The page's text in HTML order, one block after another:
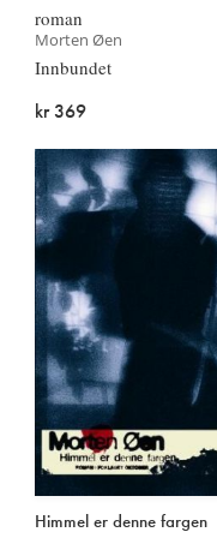
roman
Morten Øen
Innbundet
kr 369
Himmel er denne fargen